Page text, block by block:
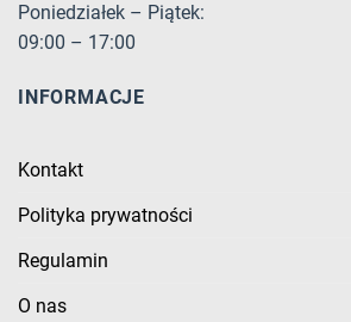
Poniedziałek – Piątek:
09:00 – 17:00
INFORMACJE
Kontakt
Polityka prywatności
Regulamin
O nas